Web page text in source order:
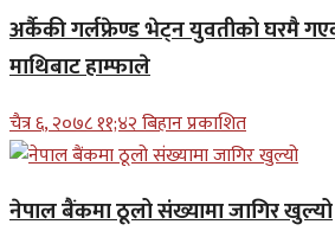
अर्कैकी गर्लफ्रेण्ड भेट्न युवतीको घरमै
माथिबाट हाम्फाले
चैत्र ६, २०७८ ११;४२ बिहान प्रकाशित
नेपाल बैंकमा ठूलो संख्यामा जागिर खुल्यो